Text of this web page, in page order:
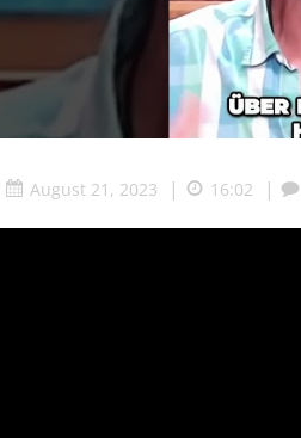
August 21, 2023 | 16:02 |